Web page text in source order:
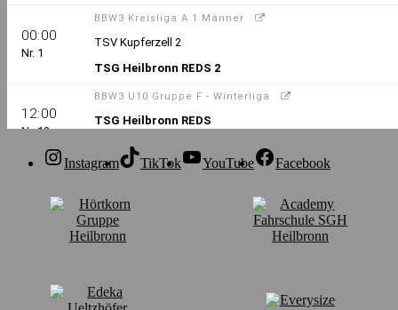
Instagram TikTok YouTube Facebook